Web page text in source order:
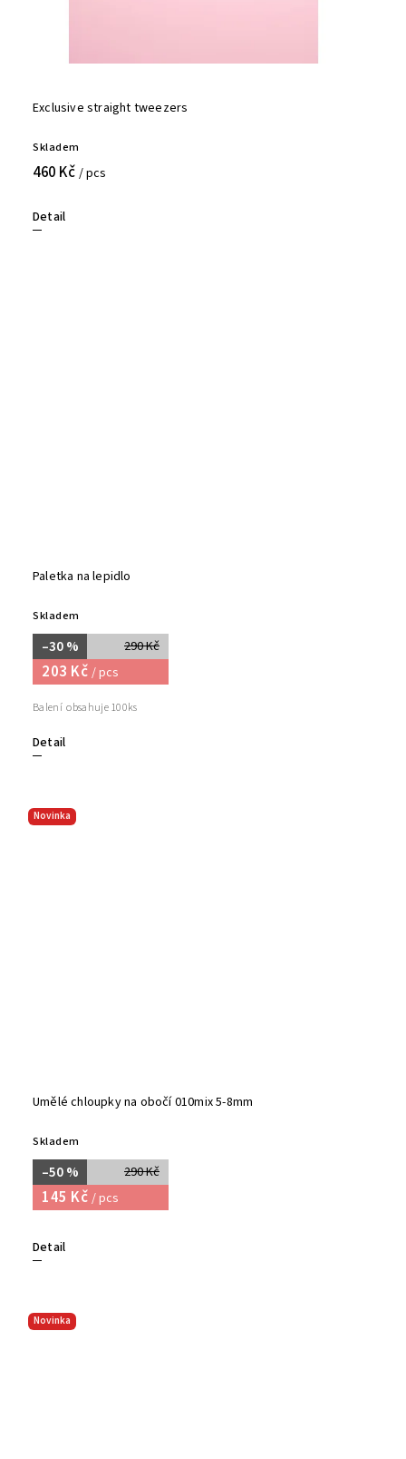
Exclusive straight tweezers
Skladem
460 Kč / pcs
Detail
Paletka na lepidlo
Skladem
290 Kč
–30 %
203 Kč / pcs
Detail
Balení obsahuje 100ks
Novinka
Umělé chloupky na obočí 010mix 5-8mm
Skladem
290 Kč
–50 %
145 Kč / pcs
Detail
Novinka